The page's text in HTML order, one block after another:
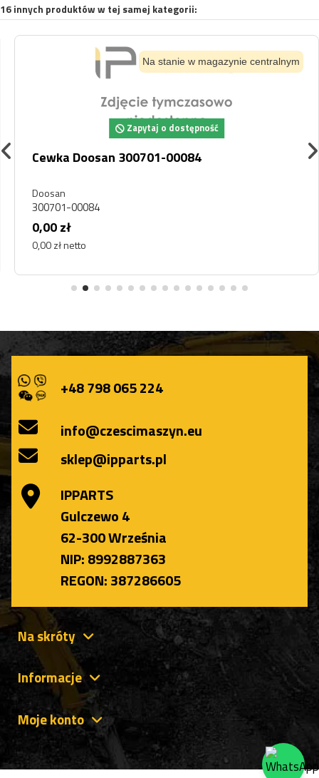
16 innych produktów w tej samej kategorii:
Na stanie w magazynie centralnym
Zapytaj o dostępność
Cewka Doosan 300701-00084
Doosan
300701-00084
0,00 zł
0,00 zł netto
+48 798 065 224
info@czescimaszyn.eu
sklep@ipparts.pl
IPPARTS
Gulczewo 4
62-300 Września
NIP: 8992887363
REGON: 387286605
Na skróty
Informacje
Moje konto